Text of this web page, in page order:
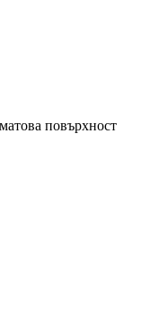
повърхност